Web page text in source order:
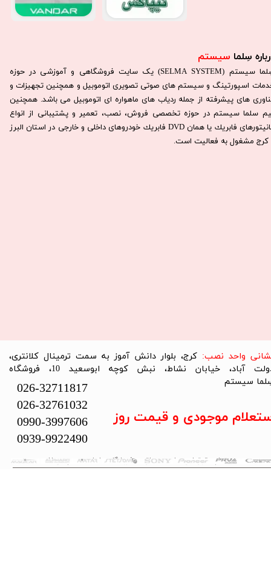
سِلما سیستم​​​​​​​
سِلما سيستم (SELMA SYSTEM) یک سایت فروشگاهی و آموزشی در حوزه
اسپورتینگ و سیستم های صوتی تصویری اتوموبیل و همچنین تجهیزات و
های پیشرفته از جمله ردیاب های ماهواره ای اتوموبیل می باشد. همچنين
سلما سيستم در حوزه تخصصی فروش، نصب، تعمير و پشتيبانی از انواع
مانيتورهای فابريك يا همان DVD فابريك خودروهای داخلی و خارجی در استان البرز
كرج مشغول به فعاليت است.​​​​​​​
تمام حقوق این سایت متعلق به فروشگاه سلما سیستم می‌باشد.
واحد نصب: کرج، بلوار دانش آموز به سمت ترمینال کلانتری،
دولت آباد، خیابان نشاط، نبش کوچه ابوسعید 10، فروشگاه
سیستم​​​​​​​
026-32711817
026-32761032
0990-3997606
0939-9922490
موجودی و قیمت روز